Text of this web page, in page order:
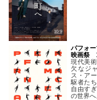
パフォ
映画祭
現代美
欠なジ
ス・ア
駆者た
自由す
の世界へ